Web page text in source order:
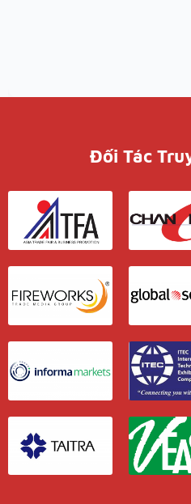
Đối Tác